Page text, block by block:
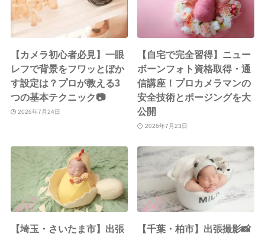
【カメラ初心者必見】一眼
レフで背景をフワッとぼか
す設定は？プロが教える3
つの基本テクニック📷
2026年7月24日
【自宅で完全習得】ニュー
ボーンフォト資格取得・通
信講座！プロカメラマンの
安全技術とポージングを大
公開
2026年7月23日
【埼玉・さいたま市】出張
【千葉・柏市】出張撮影📸